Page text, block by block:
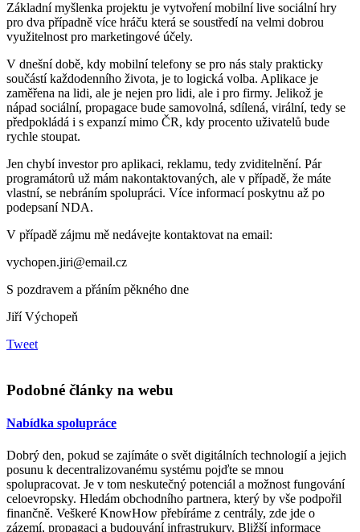
Základní myšlenka projektu je vytvoření mobilní live sociální hry
pro dva případně více hráču která se soustředí na velmi dobrou
využitelnost pro marketingové účely.
V dnešní době, kdy mobilní telefony se pro nás staly prakticky
součástí každodenního života, je to logická volba. Aplikace je
zaměřena na lidi, ale je nejen pro lidi, ale i pro firmy. Jelikož je
nápad sociální, propagace bude samovolná, sdílená, virální, tedy se
předpokládá i s expanzí mimo ČR, kdy procento uživatelů bude
rychle stoupat.
Jen chybí investor pro aplikaci, reklamu, tedy zviditelnění. Pár
programátorů už mám nakontaktovaných, ale v případě, že máte
vlastní, se nebráním spolupráci. Více informací poskytnu až po
podepsaní NDA.
V případě zájmu mě nedávejte kontaktovat na email:
vychopen.jiri@email.cz
S pozdravem a přáním pěkného dne
Jiří Výchopeň
Tweet
Podobné články na webu
Nabídka spolupráce
Dobrý den, pokud se zajímáte o svět digitálních technologií a jejich
posunu k decentralizovanému systému pojďte se mnou
spolupracovat. Je v tom neskutečný potenciál a možnost fungování
celoevropsky. Hledám obchodního partnera, který by vše podpořil
finančně. Veškeré KnowHow přebíráme z centrály, zde jde o
zázemí, propagaci a budouvání infrastrukury. Bližší informace